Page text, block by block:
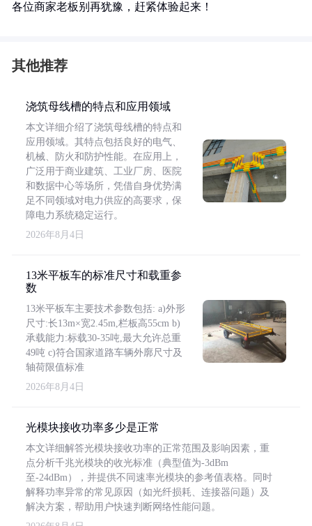
各位商家老板别再犹豫，赶紧体验起来！
其他推荐
浇筑母线槽的特点和应用领域
本文详细介绍了浇筑母线槽的特点和
应用领域。其特点包括良好的电气、
机械、防火和防护性能。在应用上，
广泛用于商业建筑、工业厂房、医院
和数据中心等场所，凭借自身优势满
足不同领域对电力供应的高要求，保
障电力系统稳定运行。
2026年8月4日
13米平板车的标准尺寸和载重参
数
13米平板车主要技术参数包括: a)外形
尺寸:长13m×宽2.45m,栏板高55cm b)
承载能力:标载30-35吨,最大允许总重
49吨 c)符合国家道路车辆外廓尺寸及
轴荷限值标准
2026年8月4日
光模块接收功率多少是正常
本文详细解答光模块接收功率的正常范围及影响因素，重
点分析千兆光模块的收光标准（典型值为-3dBm
至-24dBm），并提供不同速率光模块的参考值表格。同时
解释功率异常的常见原因（如光纤损耗、连接器问题）及
解决方案，帮助用户快速判断网络性能问题。